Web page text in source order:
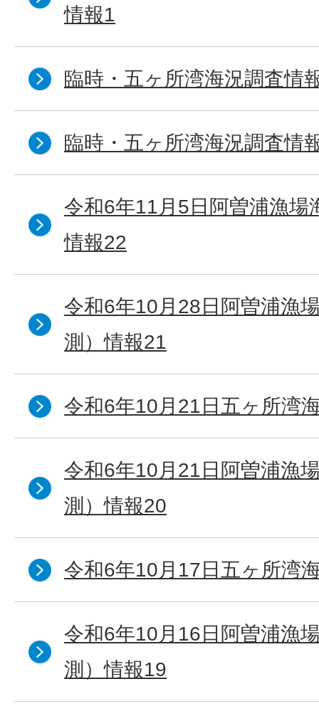
情報1
臨時・五ヶ所湾海況調査情
臨時・五ヶ所湾海況調査情
令和6年11月5日阿曽浦漁場
情報22
令和6年10月28日阿曽浦漁
測）情報21
令和6年10月21日五ヶ所湾
令和6年10月21日阿曽浦漁
測）情報20
令和6年10月17日五ヶ所湾
令和6年10月16日阿曽浦漁
測）情報19